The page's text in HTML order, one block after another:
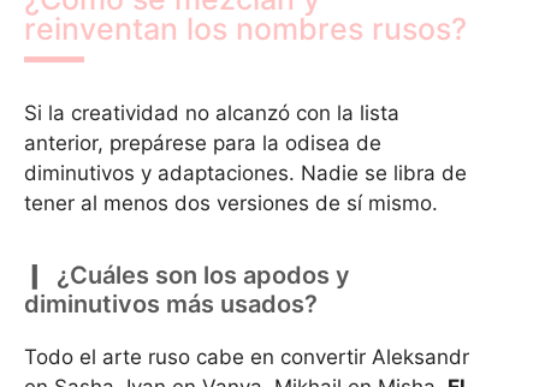
reinventan los nombres rusos?
Si la creatividad no alcanzó con la lista
anterior, prepárese para la odisea de
diminutivos y adaptaciones. Nadie se libra de
tener al menos dos versiones de sí mismo.
¿Cuáles son los apodos y
diminutivos más usados?
Todo el arte ruso cabe en convertir Aleksandr